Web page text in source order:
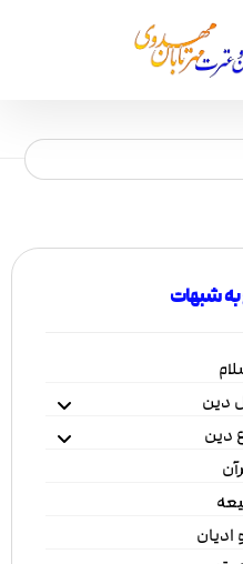
شبهات
دین
دین
ادیان